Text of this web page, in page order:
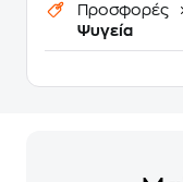
Προσφορές
Ψυγεία